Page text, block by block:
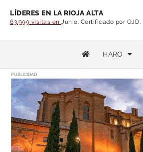
LÍDERES EN LA RIOJA ALTA
63.999 visitas en Junio. Certificado por OJD.
HARO
PUBLICIDAD